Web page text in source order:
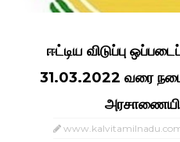
ஈட்டிய விடுப்பு
31.03.2022 வரை